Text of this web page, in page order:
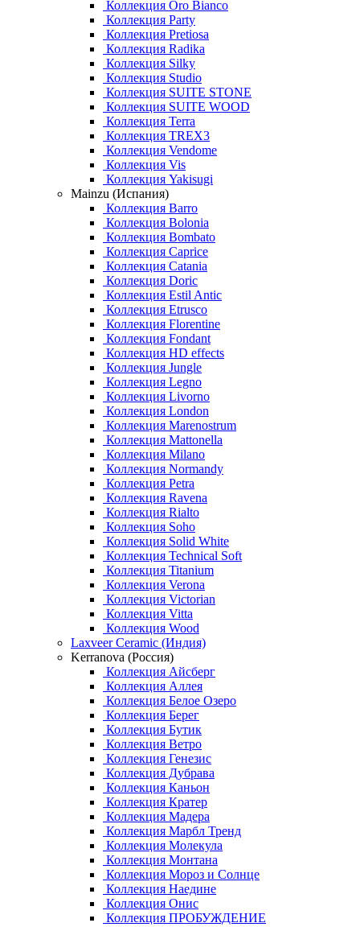
Коллекция Oro Bianco
Коллекция Party
Коллекция Pretiosa
Коллекция Radika
Коллекция Silky
Коллекция Studio
Коллекция SUITE STONE
Коллекция SUITE WOOD
Коллекция Terra
Коллекция TREX3
Коллекция Vendome
Коллекция Vis
Коллекция Yakisugi
Mainzu (Испания)
Коллекция Barro
Коллекция Bolonia
Коллекция Bombato
Коллекция Caprice
Коллекция Catania
Коллекция Doric
Коллекция Estil Antic
Коллекция Etrusco
Коллекция Florentine
Коллекция Fondant
Коллекция HD effects
Коллекция Jungle
Коллекция Legno
Коллекция Livorno
Коллекция London
Коллекция Marenostrum
Коллекция Mattonella
Коллекция Milano
Коллекция Normandy
Коллекция Petra
Коллекция Ravena
Коллекция Rialto
Коллекция Soho
Коллекция Solid White
Коллекция Technical Soft
Коллекция Titanium
Коллекция Verona
Коллекция Victorian
Коллекция Vitta
Коллекция Wood
Laxveer Ceramic (Индия)
Kerranova (Россия)
Коллекция Айсберг
Коллекция Аллея
Коллекция Белое Озеро
Коллекция Берег
Коллекция Бутик
Коллекция Ветро
Коллекция Генезис
Коллекция Дубрава
Коллекция Каньон
Коллекция Кратер
Коллекция Мадера
Коллекция Марбл Тренд
Коллекция Молекула
Коллекция Монтана
Коллекция Мороз и Солнце
Коллекция Наедине
Коллекция Онис
Коллекция ПРОБУЖДЕНИЕ